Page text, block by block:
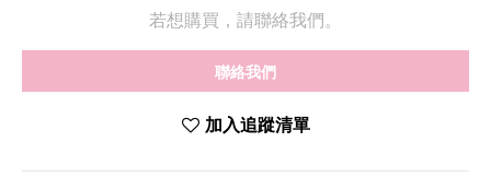
若想購買，請聯絡我們。
聯絡我們
加入追蹤清單